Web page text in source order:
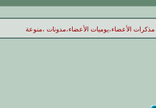
مذكرات الأعضاء،يوميات الأعضاء،مدونات ،منوعة